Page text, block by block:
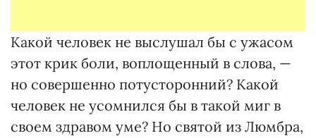
Какой человек не выслушал бы с ужасом
этот крик боли, воплощенный в слова, —
но совершенно потусторонний? Какой
человек не усомнился бы в такой миг в
своем здравом уме? Но святой из Люмбра,